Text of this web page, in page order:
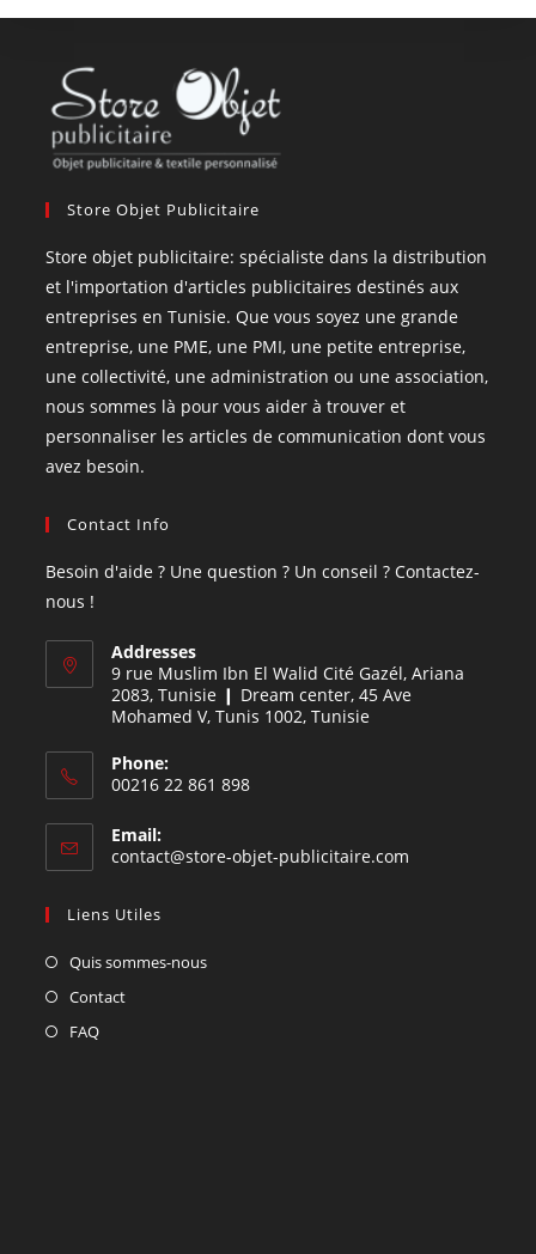
Store Objet Publicitaire
Store objet publicitaire: spécialiste dans la distribution
et l'importation d'articles publicitaires destinés aux
entreprises en Tunisie. Que vous soyez une grande
entreprise, une PME, une PMI, une petite entreprise,
une collectivité, une administration ou une association,
nous sommes là pour vous aider à trouver et
personnaliser les articles de communication dont vous
avez besoin.
Contact Info
Besoin d'aide ? Une question ? Un conseil ? Contactez-
nous !
Addresses
9 rue Muslim Ibn El Walid Cité Gazél, Ariana
2083, Tunisie ❙ Dream center, 45 Ave
Mohamed V, Tunis 1002, Tunisie
Phone:
00216 22 861 898
Email:
contact@store-objet-publicitaire.com
Liens Utiles
Quis sommes-nous
Contact
FAQ